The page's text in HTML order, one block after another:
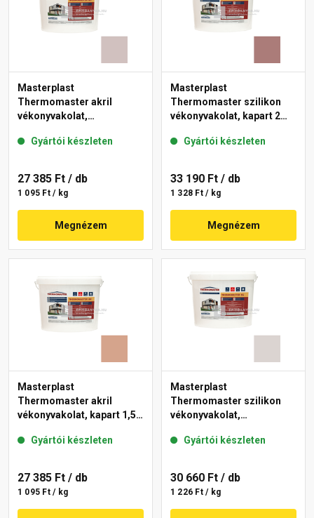
Masterplast
Thermomaster akril
vékonyvakolat,
18-E 25 kg
Gyártói készleten
27 385 Ft / db
1 095 Ft / kg
Megnézem
Masterplast
Thermomaster szilikon
vékonyvakolat, kapart 2
Gyártói készleten
33 190 Ft / db
1 328 Ft / kg
Megnézem
Masterplast
Thermomaster akril
vékonyvakolat, kapart 1,5
Gyártói készleten
27 385 Ft / db
1 095 Ft / kg
Masterplast
Thermomaster szilikon
vékonyvakolat,
49-E 25 kg
Gyártói készleten
30 660 Ft / db
1 226 Ft / kg